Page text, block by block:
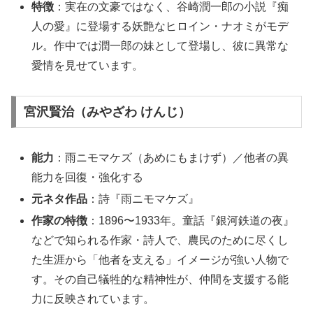
特徴 ：実在の文豪ではなく、谷崎潤一郎の小説『痴
人の愛』に登場する妖艶なヒロイン・ナオミがモデ
ル。作中では潤一郎の妹として登場し、彼に異常な
愛情を見せています。
宮沢賢治（みやざわ けんじ）
能力 ：雨ニモマケズ（あめにもまけず）／他者の異
能力を回復・強化する
元ネタ作品 ：詩『雨ニモマケズ』
作家の特徴 ：1896〜1933年。童話『銀河鉄道の夜』
などで知られる作家・詩人で、農民のために尽くし
た生涯から「他者を支える」イメージが強い人物で
す。その自己犠牲的な精神性が、仲間を支援する能
力に反映されています。